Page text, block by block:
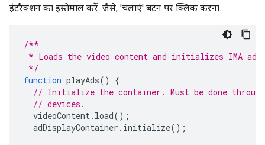
इंटरैक्शन का इस्तेमाल करें. जैसे, 'चलाएं' बटन पर क्लिक करना.
/**
* Loads the video content and initializes IMA ad
*/
function playAds()
{
// Initialize the container. Must be done
// devices.
videoContent. load();
adDisplayContainer . initialize();